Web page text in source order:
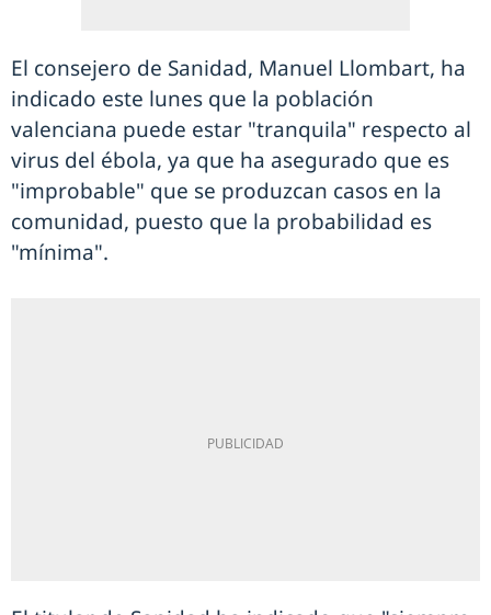
El consejero de Sanidad, Manuel Llombart, ha
indicado este lunes que la población
valenciana puede estar "tranquila" respecto al
virus del ébola, ya que ha asegurado que es
"improbable" que se produzcan casos en la
comunidad, puesto que la probabilidad es
"mínima".